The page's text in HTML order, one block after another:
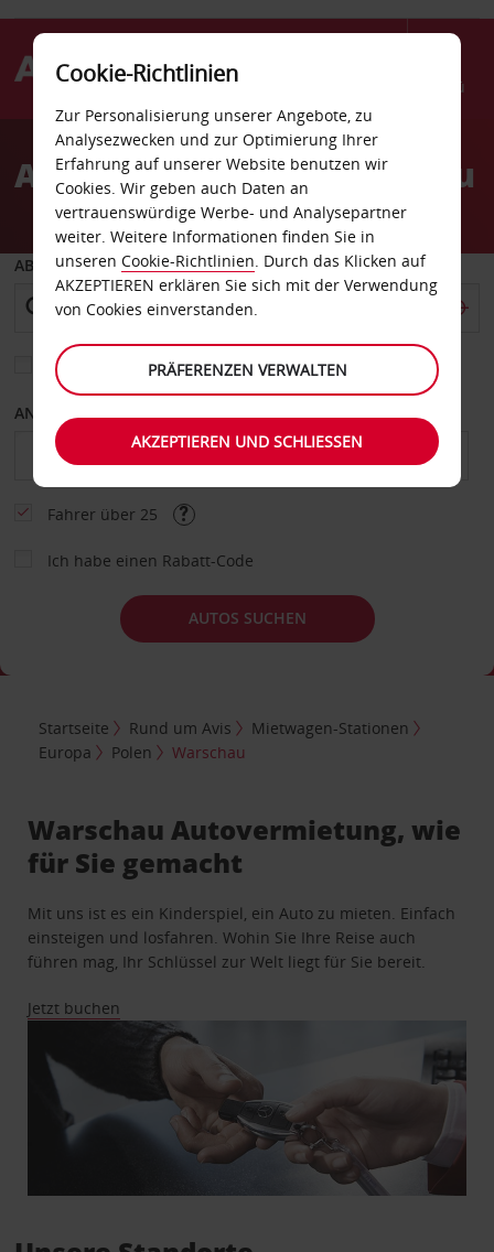
Menü
AvisAutovermietung Warschau
ABHOLEN VON
Eine andere Rückgabestation auswählen
ANFANGSDATUM
Fahrer über 25
Ich habe einen Rabatt-Code
AUTOS SUCHEN
Startseite Rund um Avis
Mietwagen-Stationen
Europa
Polen Warschau
Warschau Autovermietung, wie
für Sie gemacht
Mit uns ist es ein Kinderspiel, ein Auto zu mieten. Einfach
einsteigen und losfahren. Wohin Sie Ihre Reise auch
führen mag, Ihr Schlüssel zur Welt liegt für Sie bereit.
Jetzt buchen
Cookie-Richtlinien
Zur Personalisierung unserer Angebote, zu
Analysezwecken und zur Optimierung Ihrer
Erfahrung auf unserer Website benutzen wir
Cookies. Wir geben auch Daten an
vertrauenswürdige Werbe- und Analysepartner
weiter. Weitere Informationen finden Sie in
unseren Cookie-Richtlinien. Durch das Klicken auf
AKZEPTIEREN erklären Sie sich mit der Verwendung
von Cookies einverstanden.
PRÄFERENZEN VERWALTEN
AKZEPTIEREN UND SCHLIESSEN